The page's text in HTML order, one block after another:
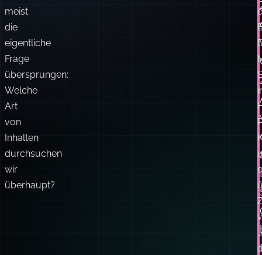
meist
die
eigentliche
Frage
übersprungen:
Welche
Art
von
Inhalten
durchsuchen
wir
überhaupt?